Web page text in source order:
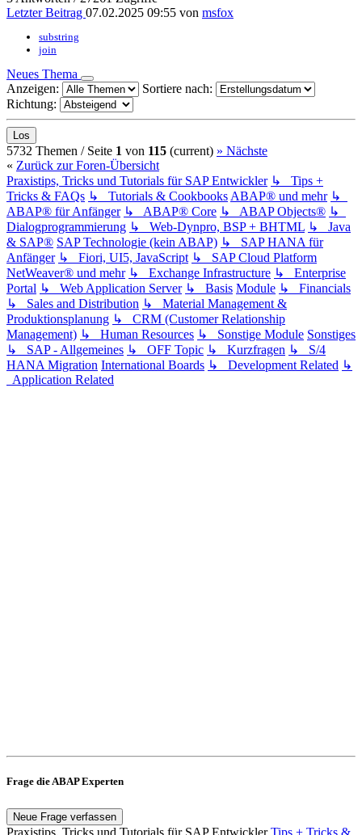
Letzter Beitrag 07.02.2025 09:55 von msfox
substring
join
Neues Thema
Anzeigen:
Sortiere nach:
Richtung:
5732 Themen / Seite 1 von 115 (current) » Nächste
« Zurück zur Foren-Übersicht
Praxistips, Tricks und Tutorials für SAP Entwickler ↳ Tips +
Tricks & FAQs ↳ Tutorials & Cookbooks ABAP® und mehr ↳
ABAP® für Anfänger ↳ ABAP® Core ↳ ABAP Objects® ↳
Dialogprogrammierung ↳ Web-Dynpro, BSP + BHTML ↳ Java
& SAP® SAP Technologie (kein ABAP) ↳ SAP HANA für
Anfänger ↳ Fiori, UI5, JavaScript ↳ SAP Cloud Platform
NetWeaver® und mehr ↳ Exchange Infrastructure ↳ Enterprise
Portal ↳ Web Application Server ↳ Basis Module ↳ Financials
↳ Sales and Distribution ↳ Material Management &
Produktionsplanung ↳ CRM (Customer Relationship
Management) ↳ Human Resources ↳ Sonstige Module Sonstiges
↳ SAP - Allgemeines ↳ OFF Topic ↳ Kurzfragen ↳ S/4
HANA Migration International Boards ↳ Development Related ↳
Application Related
Frage die ABAP Experten
Neue Frage verfassen